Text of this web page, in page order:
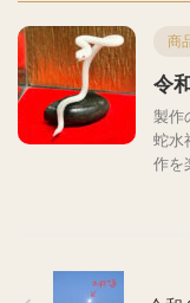
商
令
製作
蛇水
作を